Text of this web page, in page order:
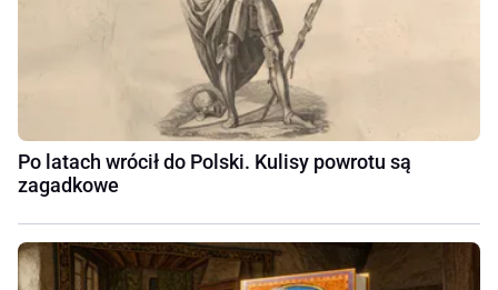
Po latach wrócił do Polski. Kulisy powrotu są
zagadkowe